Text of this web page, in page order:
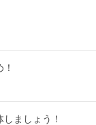
ましょう！